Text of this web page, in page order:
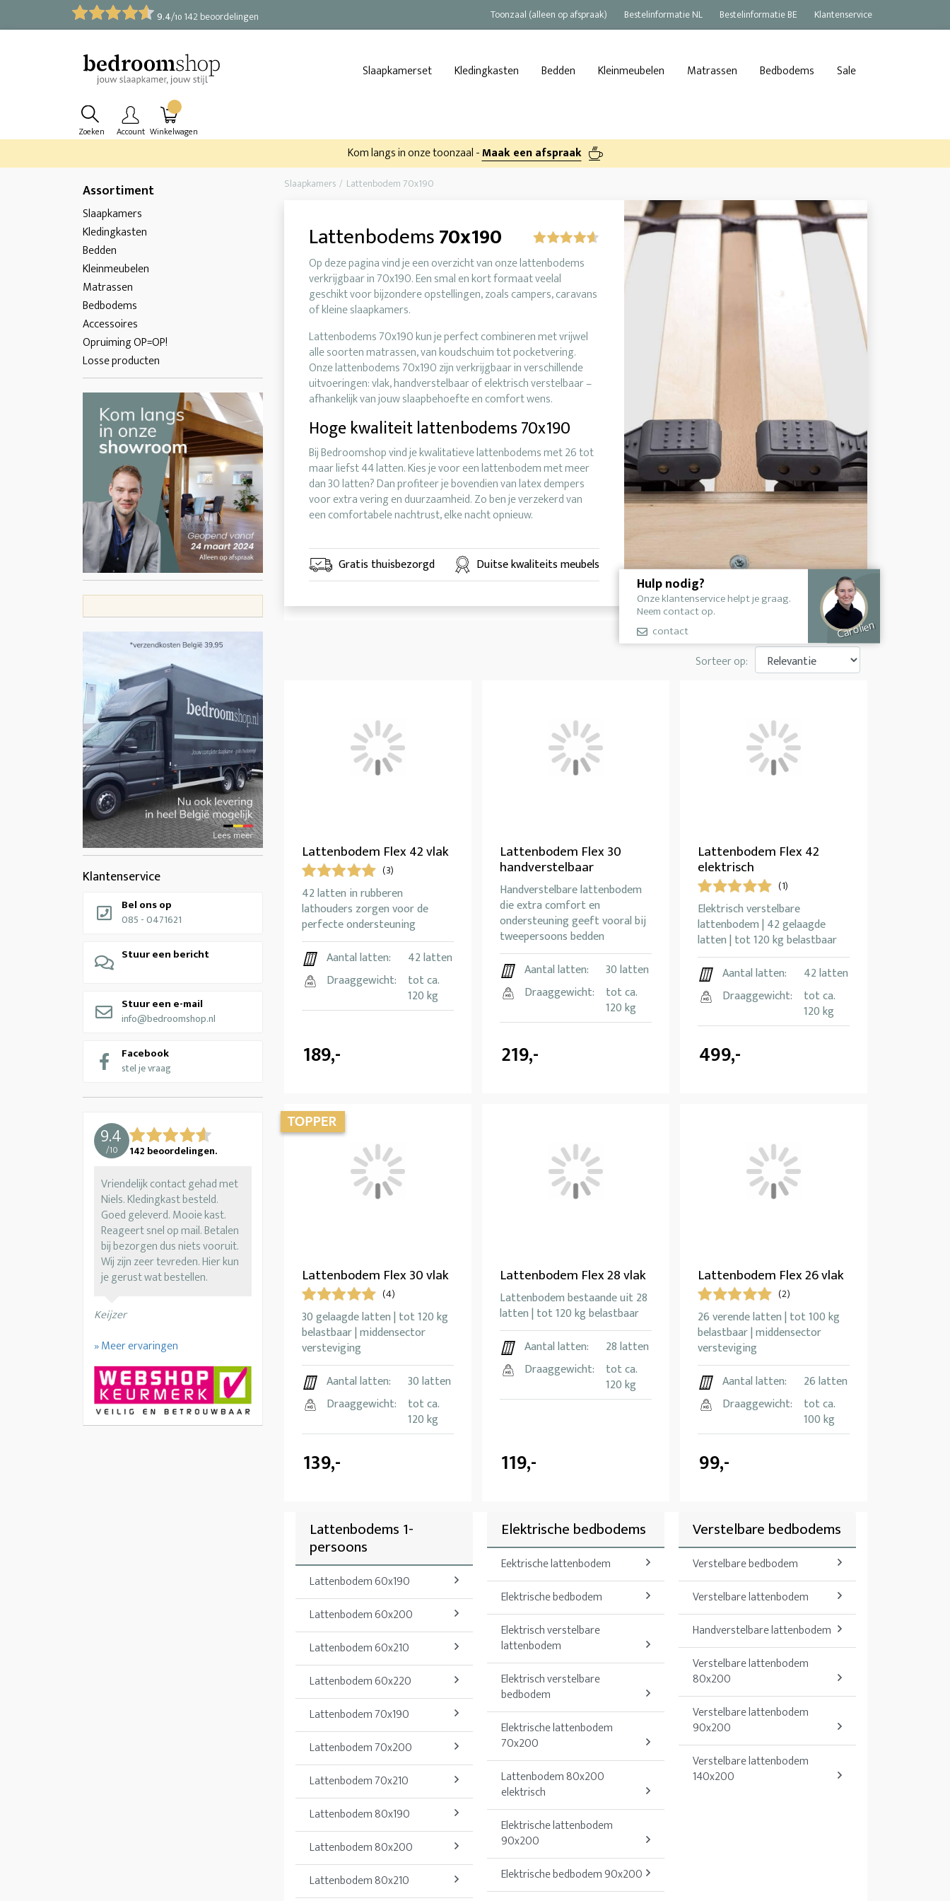
9.4/10 142 beoordelingen Toonzaal (alleen op afspraak) Bestelinformatie NL Bestelinformatie BE Klantenservice
Slaapkamerset Kledingkasten Bedden Kleinmeubelen Matrassen Bedbodems Sale
Zoeken Account Winkelwagen
Kom langs in onze toonzaal -Maak een afspraak
Assortiment
Slaapkamers
Kledingkasten
Bedden
Kleinmeubelen
Matrassen
Bedbodems
Accessoires
Opruiming OP=OP!
Losse producten
Klantenservice
Bel ons op
085 - 0471621
Stuur een bericht
Stuur een e-mail
info@bedroomshop.nl
Facebook
stel je vraag
9.4
/10 142 beoordelingen.
Vriendelijk contact gehad met
Niels. Kledingkast besteld.
Goed geleverd. Mooie kast.
Reageert snel op mail. Betalen
bij bezorgen dus niets vooruit.
Wij zijn zeer tevreden. Hier kun
je gerust wat bestellen.
Keijzer
» Meer ervaringen
Slaapkamers Lattenbodem 70x190
Lattenbodems70x190
Op deze pagina vind je een overzicht van onze lattenbodems
verkrijgbaar in 70x190. Een smal en kort formaat veelal
geschikt voor bijzondere opstellingen, zoals campers, caravans
of kleine slaapkamers.
Lattenbodems 70x190 kun je perfect combineren met vrijwel
alle soorten matrassen, van koudschuim tot pocketvering.
Onze lattenbodems 70x190 zijn verkrijgbaar in verschillende
uitvoeringen: vlak, handverstelbaar of elektrisch verstelbaar –
afhankelijk van jouw slaapbehoefte en comfort wens.
Hoge kwaliteit lattenbodems 70x190
Bij Bedroomshop vind je kwalitatieve lattenbodems met 26 tot
maar liefst 44 latten. Kies je voor een lattenbodem met meer
dan 30 latten? Dan profiteer je bovendien van latex dempers
voor extra vering en duurzaamheid. Zo ben je verzekerd van
een comfortabele nachtrust, elke nacht opnieuw.
Gratis thuisbezorgd Duitse kwaliteits meubels
Hulp nodig?
Onze klantenservice helpt je graag.
Neem contact op.
contact
Carolien
Sorteer op:
Lattenbodem Flex 42 vlak
(3)
42 latten in rubberen
lathouders zorgen voor de
perfecte ondersteuning
Aantal latten:
42 latten
Draaggewicht:
tot ca.
120 kg
189,-
Lattenbodem Flex 30
handverstelbaar
Handverstelbare lattenbodem
die extra comfort en
ondersteuning geeft vooral bij
tweepersoons bedden
Aantal latten:
30 latten
Draaggewicht:
tot ca.
120 kg
219,-
Lattenbodem Flex 42
elektrisch
(1)
Elektrisch verstelbare
lattenbodem | 42 gelaagde
latten | tot 120 kg belastbaar
Aantal latten:
42 latten
Draaggewicht:
tot ca.
120 kg
499,-
Lattenbodem Flex 30 vlak
(4)
30 gelaagde latten | tot 120 kg
belastbaar | middensector
versteviging
Aantal latten:
30 latten
Draaggewicht:
tot ca.
120 kg
139,-
Lattenbodem Flex 28 vlak
Lattenbodem bestaande uit 28
latten | tot 120 kg belastbaar
Aantal latten:
28 latten
Draaggewicht:
tot ca.
120 kg
119,-
Lattenbodem Flex 26 vlak
(2)
26 verende latten | tot 100 kg
belastbaar | middensector
versteviging
Aantal latten:
26 latten
Draaggewicht:
tot ca.
100 kg
99,-
Lattenbodems 1-
persoons
Lattenbodem 60x190
Lattenbodem 60x200
Lattenbodem 60x210
Lattenbodem 60x220
Lattenbodem 70x190
Lattenbodem 70x200
Lattenbodem 70x210
Lattenbodem 80x190
Lattenbodem 80x200
Lattenbodem 80x210
Elektrische bedbodems
Eektrische lattenbodem
Elektrische bedbodem
Elektrisch verstelbare
lattenbodem
Elektrisch verstelbare
bedbodem
Elektrische lattenbodem
70x200
Lattenbodem 80x200
elektrisch
Elektrische lattenbodem
90x200
Elektrische bedbodem 90x200
Verstelbare bedbodems
Verstelbare bedbodem
Verstelbare lattenbodem
Handverstelbare lattenbodem
Verstelbare lattenbodem
80x200
Verstelbare lattenbodem
90x200
Verstelbare lattenbodem
140x200